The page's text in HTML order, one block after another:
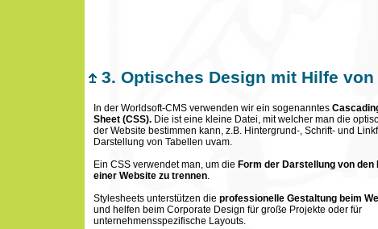
3. Optisches Design mit Hilfe
In der Worldsoft-CMS verwenden wir ein sogenanntes
Sheet (CSS). Die ist eine kleine Datei, mit welcher man die
der Website bestimmen kann, z.B. Hintergrund-, Schrift- und
Darstellung von Tabellen uvam.
Ein CSS verwendet man, um die Form der Darstellung von den
einer Website zu trennen.
Stylesheets unterstützen die professionelle Gestaltung beim
und helfen beim Corporate Design für große Projekte oder für
unternehmensspezifische Layouts.